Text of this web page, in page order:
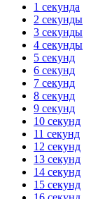
1 секунда
2 секунды
3 секунды
4 секунды
5 секунд
6 секунд
7 секунд
8 секунд
9 секунд
10 секунд
11 секунд
12 секунд
13 секунд
14 секунд
15 секунд